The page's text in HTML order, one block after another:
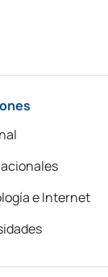
e Internet